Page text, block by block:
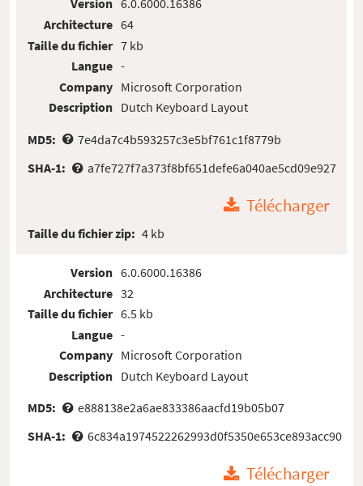
Version
Architecture
Taille du fichier
Langue
Company
Description
6.0.6000.16386
64
7 kb
-
Microsoft Corporation
Dutch Keyboard Layout
MD5:
7e4da7c4b593257c3e5bf761c1f8779b
SHA-1:
a7fe727f7a373f8bf651defe6a040ae5cd09e927
Télécharger
Taille du fichier zip: 4 kb
Version
Architecture
Taille du fichier
Langue
Company
Description
6.0.6000.16386
32
6.5 kb
-
Microsoft Corporation
Dutch Keyboard Layout
MD5:
e888138e2a6ae833386aacfd19b05b07
SHA-1:
6c834a1974522262993d0f5350e653ce893acc90
Télécharger